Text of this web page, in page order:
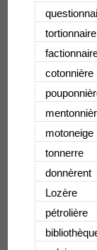
tortionnaire
cotonnière
motoneige
tonnerre
donnèrent
Lozère
pétrolière